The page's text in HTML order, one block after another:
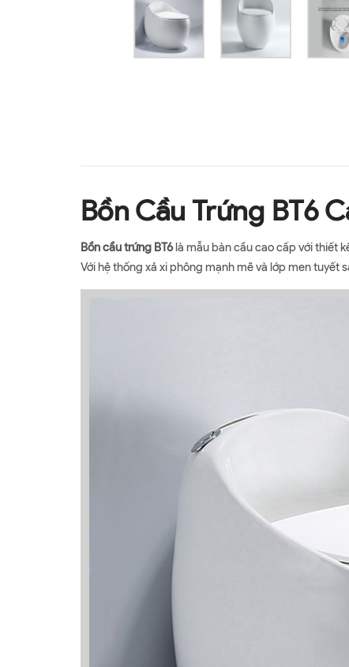
Bồn Cầu Trứng BT6
Bồn cầu trứng BT6là mẫu bàn cầu cao cấp với thiết
Với hệ thống xả xi phông mạnh mẽ và lớp men tuyết